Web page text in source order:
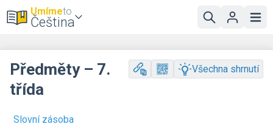
Umímeto
Čeština
Slovní zásoba
Předměty – 7.
třída
Všechna shrnutí